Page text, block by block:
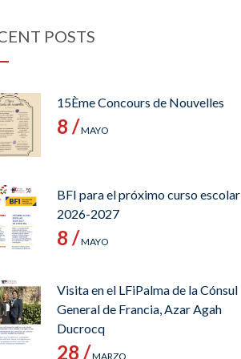
POSTS
15Ème Concours de Nouvelles
8 /MAYO
BFI para el próximo curso escolar
2026-2027
8 /MAYO
Visita en el LFiPalma de la Cónsul
General de Francia, Azar Agah
Ducrocq
28 /MARZO